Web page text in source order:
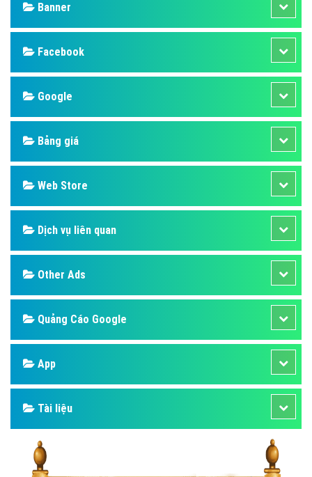
Banner
Facebook
Google
Bảng giá
Web Store
Dịch vụ liên quan
Other Ads
Quảng Cáo Google
App
Tài liệu